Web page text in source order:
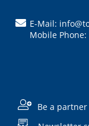
E-Mail:
Mobile Phone:
Be a partner